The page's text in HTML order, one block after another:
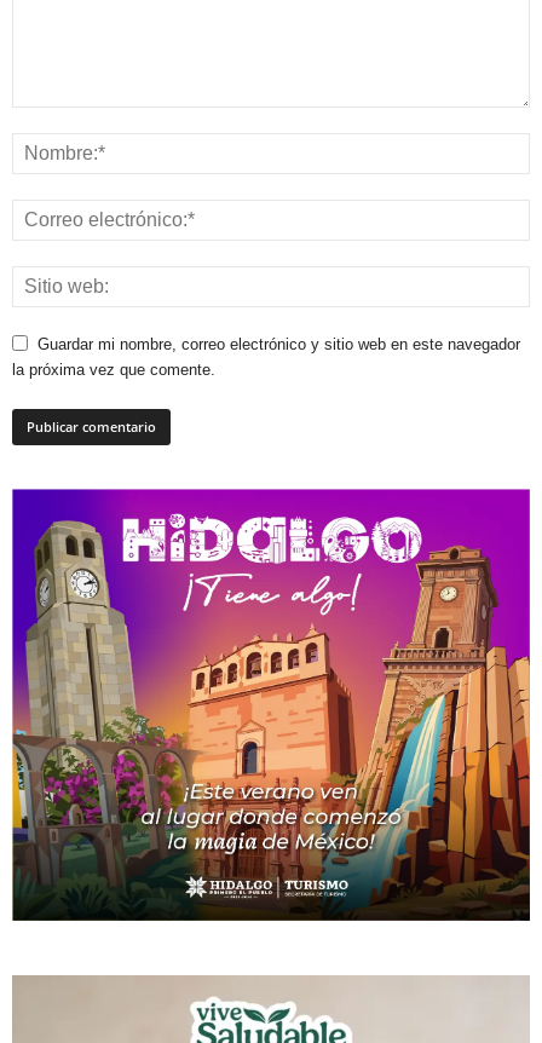
Guardar mi nombre, correo electrónico y sitio web en este navegador
la próxima vez que comente.